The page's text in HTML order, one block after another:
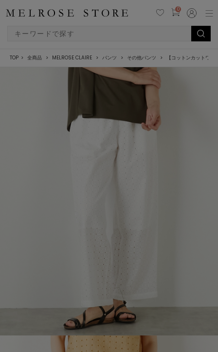
0
TOP 全商品 MELROSE CLAIRE パンツ その他パンツ 【コットンカットワ